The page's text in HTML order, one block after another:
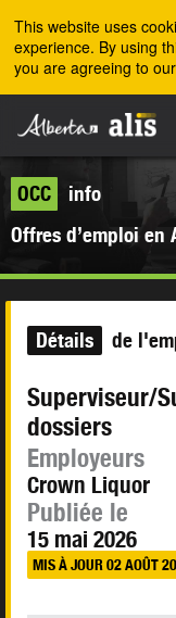
This website uses
experience. By using
you are agreeing to
OCC
info
Offres d’emploi en
Détails de
Superviseur/
dossiers
Employeurs
Crown Liquor
Publiée le
15 mai 2026
MIS À JOUR 02 AOÛT